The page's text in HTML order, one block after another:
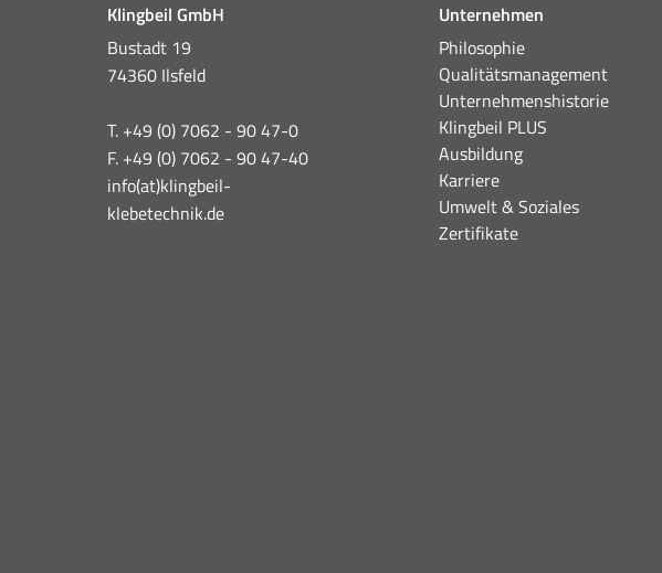
Klingbeil GmbH
Bustadt 19
74360 Ilsfeld
T. +49 (0) 7062 - 90 47-0
F. +49 (0) 7062 - 90 47-40
info(at)klingbeil-
klebetechnik.de
Unternehmen
Philosophie
Qualitätsmanagement
Unternehmenshistorie
Klingbeil PLUS
Ausbildung
Karriere
Umwelt & Soziales
Zertifikate